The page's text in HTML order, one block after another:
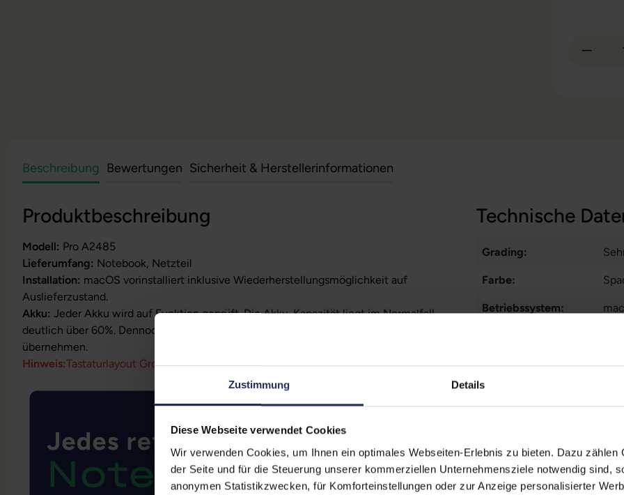
Zustimmung Details
Diese Webseite verwendet Cookies
Wir verwenden Cookies, um Ihnen ein optimales Webseiten-Erlebnis zu bieten. Dazu zählen
der Seite und für die Steuerung unserer kommerziellen Unternehmensziele notwendig sind,
anonymen Statistikzwecken, für Komforteinstellungen oder zur Anzeige personalisierter
Beschreibung Bewertungen Sicherheit & Herstellerinformationen
Produktbeschreibung
Modell: Pro A2485
Lieferumfang: Notebook, Netzteil
Installation: macOS vorinstalliert inklusive Wiederherstellungsmöglichkeit auf
Auslieferzustand.
Akku: Jeder Akku wird auf Funktion geprüft. Die Akku-Kapazität liegt im Normalfall
deutlich über 60%. Dennoch können wir keine Garantieleistungen auf Akkulaufzeiten
übernehmen.
Hinweis:Tastaturlayout Großbritannien und Nordirland
Technische
Grading:
Farbe:
Betriebssystem:
Displayart:
Webcam:
Schnittstellen: 1x